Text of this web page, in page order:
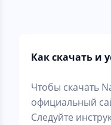
Как скачать и
Чтобы скачать
официальный
Следуйте